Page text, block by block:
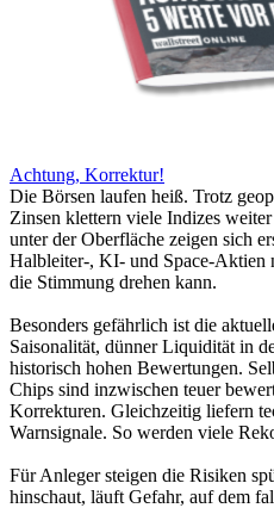
Achtung, Korrektur!
Die Börsen laufen heiß. Trotz
Zinsen klettern viele Indizes
unter der Oberfläche zeigen sich
Halbleiter-, KI- und Space-Aktien
die Stimmung drehen kann.
Besonders gefährlich ist die
Saisonalität, dünner Liquidität in
historisch hohen Bewertungen.
Chips sind inzwischen teuer
Korrekturen. Gleichzeitig liefern
Warnsignale. So werden viele
Für Anleger steigen die Risiken
hinschaut, läuft Gefahr, auf dem